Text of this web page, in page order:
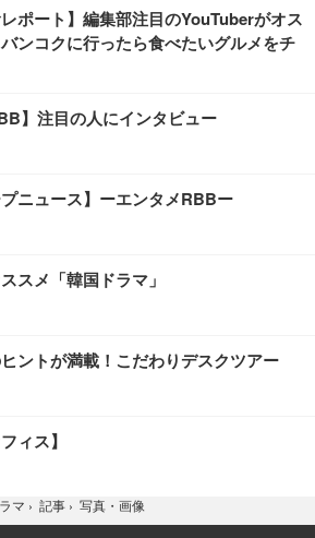
レポート】編集部注目のYouTuberがオス
ンコクに行ったら食べたいグルメをチ
】注目の人にインタビュー
プニュース】ーエンタメRBBー
スメ「韓国ドラマ」
ントが満載！こだわりデスクツアー
ィス】
マ › 記事 › 写真・画像